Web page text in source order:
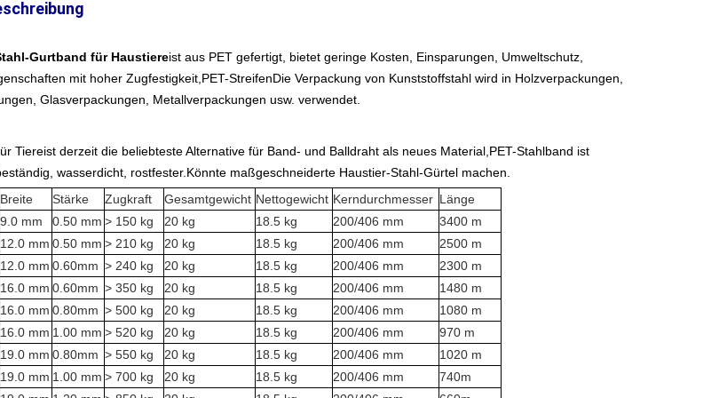
Gurtband für Haustiereist aus PET gefertigt, bietet geringe Kosten, Einsparungen, Umweltschutz,
mit hoher Zugfestigkeit,PET-StreifenDie Verpackung von Kunststoffstahl wird in Holzverpackungen,
Glasverpackungen, Metallverpackungen usw. verwendet.
Tiereist derzeit die beliebteste Alternative für Band- und Balldraht als neues Material,PET-Stahlband ist
wasserdicht, rostfester.Könnte maßgeschneiderte Haustier-Stahl-Gürtel machen.
Breite Stärke Zugkraft Gesamtgewicht Nettogewicht Kerndurchmesser Länge
9.0 mm 0.50 mm > 150 kg 20 kg 18.5 kg 200/406 mm
3400 m
12.0 mm 0.50 mm > 210 kg 20 kg 18.5 kg 200/406 mm
2500 m
12.0 mm 0.60mm > 240 kg 20 kg 18.5 kg 200/406 mm
2300 m
16.0 mm 0.60mm > 350 kg 20 kg 18.5 kg 200/406 mm
1480 m
16.0 mm 0.80mm > 500 kg 20 kg 18.5 kg 200/406 mm
1080 m
16.0 mm 1.00 mm > 520 kg 20 kg 18.5 kg 200/406 mm
970 m
19.0 mm 0.80mm > 550 kg 20 kg 18.5 kg 200/406 mm
1020 m
19.0 mm 1.00 mm > 700 kg 20 kg 18.5 kg 200/406 mm
740m